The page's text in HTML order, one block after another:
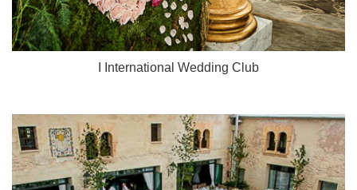
I International Wedding Club